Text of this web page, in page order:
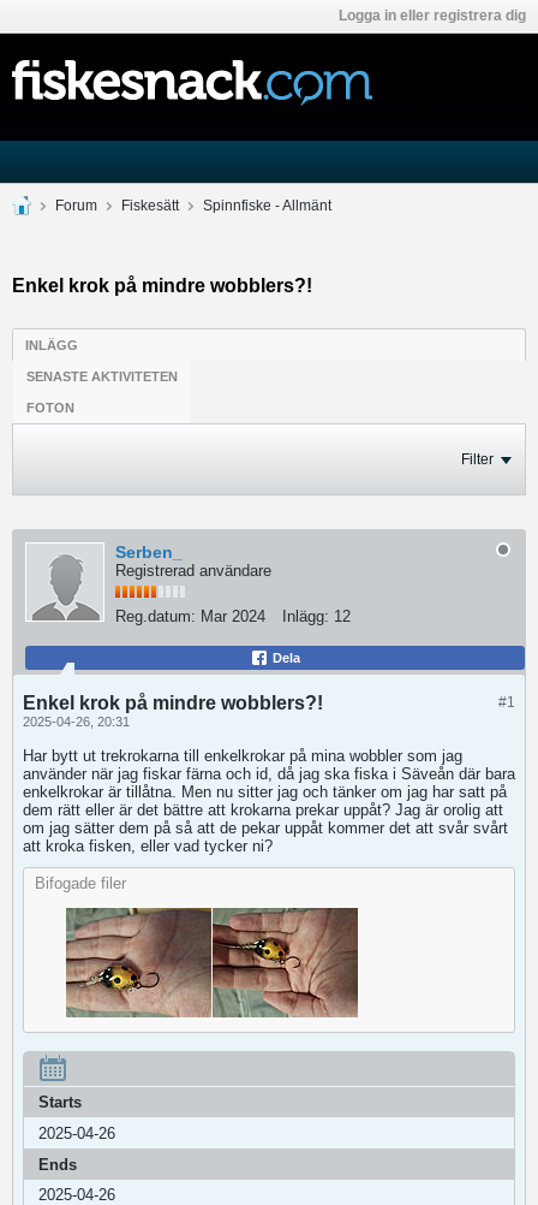
Logga in eller registrera dig
Forum Fiskesätt Spinnfiske - Allmänt
Enkel krok på mindre wobblers?!
INLÄGG
SENASTE AKTIVITETEN
FOTON
Filter
Serben_
Registrerad användare
Reg.datum: Mar 2024 Inlägg: 12
Dela
#1
Enkel krok på mindre wobblers?!
2025-04-26, 20:31
Har bytt ut trekrokarna till enkelkrokar på mina wobbler som jag
använder när jag fiskar färna och id, då jag ska fiska i Säveån där bara
enkelkrokar är tillåtna. Men nu sitter jag och tänker om jag har satt på
dem rätt eller är det bättre att krokarna prekar uppåt? Jag är orolig att
om jag sätter dem på så att de pekar uppåt kommer det att svår svårt
att kroka fisken, eller vad tycker ni?
Bifogade filer
Starts
2025-04-26
Ends
2025-04-26